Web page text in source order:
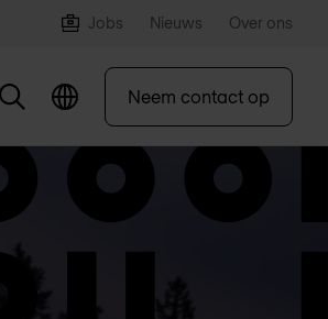
Jobs Nieuws Over ons
Neem contact op